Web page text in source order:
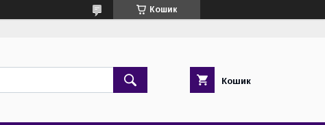
Кошик
Кошик